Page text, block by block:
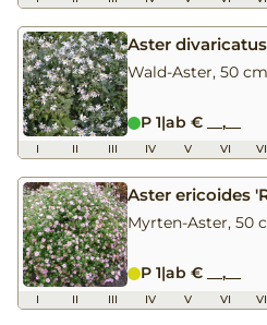
Aster
Wald-Aster, 50
P 1|ab € __,__
I II III IV V VI
Aster ericoides
Myrten-Aster, 50
P 1|ab € __,__
I II III IV V VI